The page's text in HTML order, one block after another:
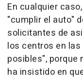
En cualquier
"cumplir el auto"
solicitantes de
los centros en
posibles", porque
ha insistido en